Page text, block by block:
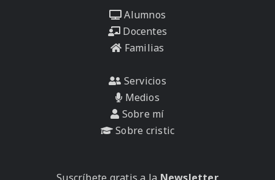
Alumnos
Docentes
Familias
Servicios
Medios
Sobre mí
Sobre cristic